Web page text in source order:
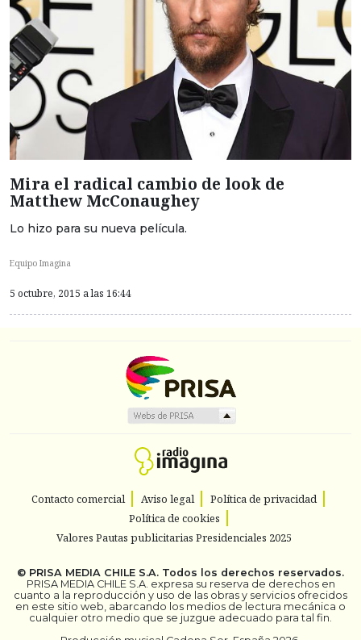
Mira el radical cambio de look de
Matthew McConaughey
Lo hizo para su nueva película.
Equipo Imagina
5 octubre, 2015 a las 16:44
Contacto comercial Aviso legal
Política de privacidad
Política de cookies
Valores Pautas publicitarias Presidenciales 2025
© PRISA MEDIA CHILE S.A. Todos los derechos reservados.
PRISA MEDIA CHILE S.A. expresa su reserva de derechos en
cuanto a la reproducción y uso de las obras y servicios ofrecidos
en este sitio web, abarcando los medios de lectura mecánica o
cualquier otro medio que se juzgue adecuado para tal fin.